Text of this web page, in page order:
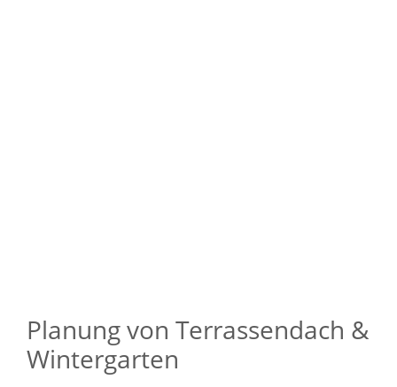
Planung von Terrassendach &
Wintergarten